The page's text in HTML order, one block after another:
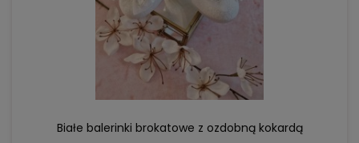
Białe balerinki brokatowe z ozdobną kokardą
DO KOSZYKA